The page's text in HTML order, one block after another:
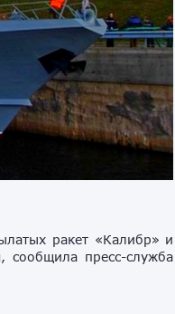
ракет «Калибр» и
сообщила пресс-служба